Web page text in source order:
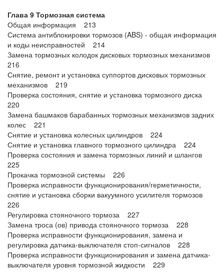
Глава 9 Тормозная система
Общая информация 213
Система антиблокировки тормозов (ABS) - общая информация
и коды неисправностей 214
Замена тормозных колодок дисковых тормозных механизмов
216
Снятие, ремонт и установка суппортов дисковых тормозных
механизмов 219
Проверка состояния, снятие и установка тормозного диска
220
Замена башмаков барабанных тормозных механизмов задних
колес 221
Снятие и установка колесных цилиндров 224
Снятие и установка главного тормозного цилиндра 224
Проверка состояния и замена тормозных линий и шлангов
225
Прокачка тормозной системы 226
Проверка исправности функционирования/герметичности,
снятие и установка сборки вакуумного усилителя тормозов
226
Регулировка стояночного тормоза 227
Замена троса (ов) привода стояночного тормоза 228
Проверка исправности функционирования, замена и
регулировка датчика-выключателя стоп-сигналов 228
Проверка исправности функционирования и замена датчика-
выключателя уровня тормозной жидкости 229